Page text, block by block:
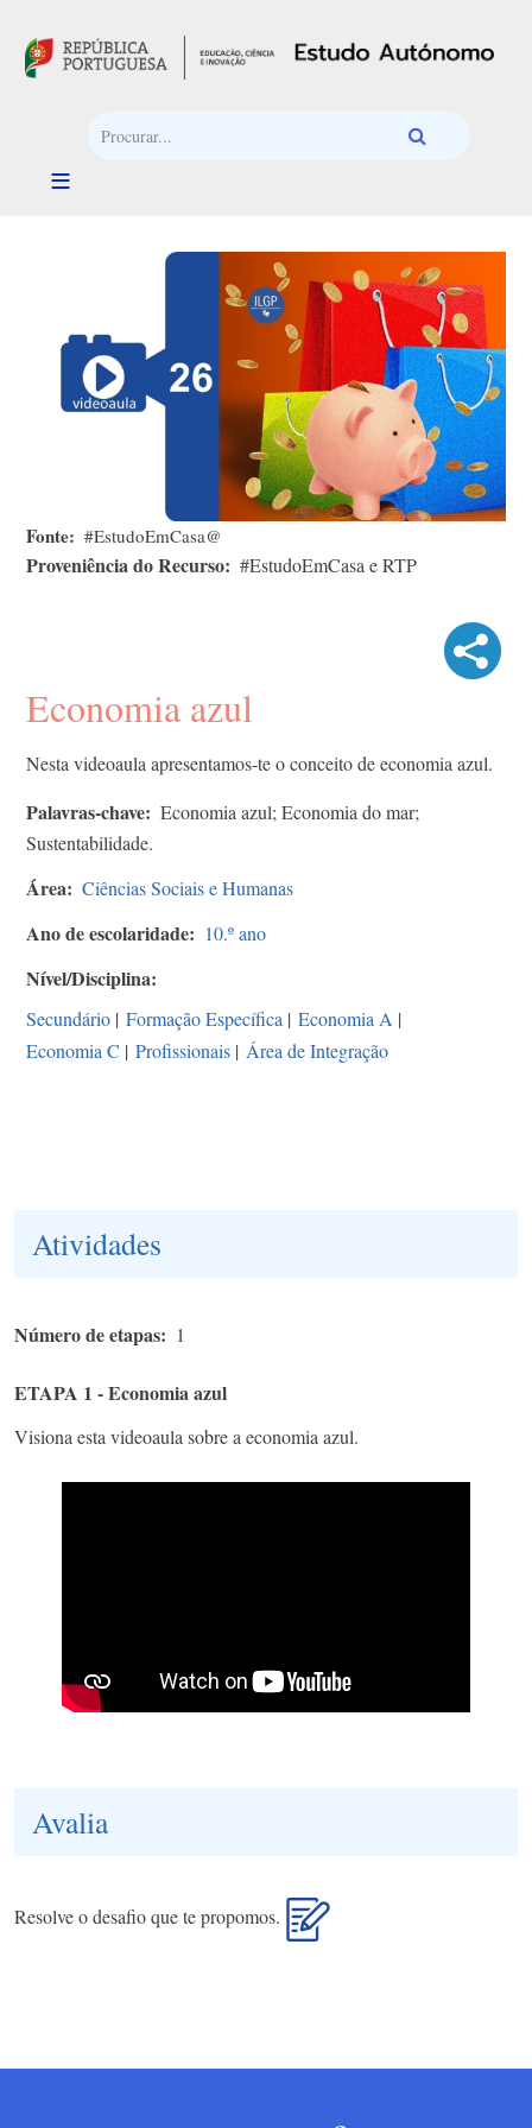
Fonte #EstudoEmCasa@
Proveniência do Recurso #EstudoEmCasa e RTP
Economia azul
Nesta videoaula apresentamos-te o conceito de economia azul.
Palavras-chave
Economia azul; Economia do mar;
Sustentabilidade.
Área Ciências Sociais e Humanas
Ano de escolaridade 10.º ano
Nível/Disciplina
Secundário | Formação Específica | Economia A |
Economia C | Profissionais | Área de Integração
Atividades
Número de etapas 1
ETAPA 1 - Economia azul
Visiona esta videoaula sobre a economia azul.
Avalia
Resolve o desafio que te propomos.